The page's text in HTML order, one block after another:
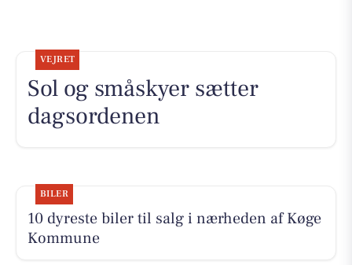
VEJRET
Sol og småskyer sætter
dagsordenen
BILER
10 dyreste biler til salg i nærheden af Køge
Kommune